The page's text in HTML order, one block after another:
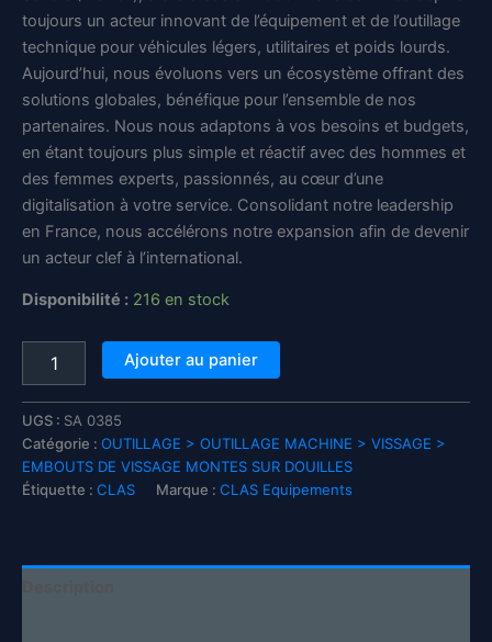
toujours un acteur innovant de l’équipement et de l’outillage
technique pour véhicules légers, utilitaires et poids lourds.
Aujourd’hui, nous évoluons vers un écosystème offrant des
solutions globales, bénéfique pour l’ensemble de nos
partenaires. Nous nous adaptons à vos besoins et budgets,
en étant toujours plus simple et réactif avec des hommes et
des femmes experts, passionnés, au cœur d’une
digitalisation à votre service. Consolidant notre leadership
en France, nous accélérons notre expansion afin de devenir
un acteur clef à l’international.
Disponibilité : 216 en stock
embout
héxagonal
12mm
L.100mm
1/2''
SA
Ajouter au panier
UGS : SA 0385
Catégorie : OUTILLAGE > OUTILLAGE MACHINE > VISSAGE >
EMBOUTS DE VISSAGE MONTES SUR DOUILLES
Étiquette : CLAS Marque : CLAS Equipements